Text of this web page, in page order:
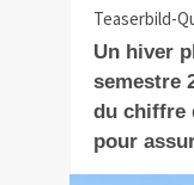
Teaserbild-
Un hiver
semestre
du chiffre
pour